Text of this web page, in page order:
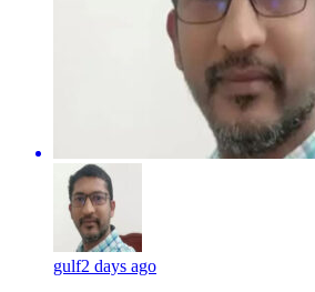
gulf2 days ago